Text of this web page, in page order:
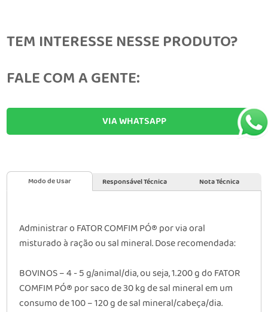
TEM INTERESSE NESSE PRODUTO?
FALE COM A GENTE:
VIA WHATSAPP
Modo de Usar Responsável Técnica Nota Técnica
Administrar o FATOR COMFIM PÓ® por via oral
misturado à ração ou sal mineral. Dose recomendada:
BOVINOS– 4 - 5 g/animal/dia, ou seja, 1.200 g do FATOR
COMFIM PÓ® por saco de 30 kg de sal mineral em um
consumo de 100 – 120 g de sal mineral/cabeça/dia.